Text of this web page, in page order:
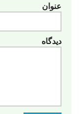
عنوان
دیدگاه